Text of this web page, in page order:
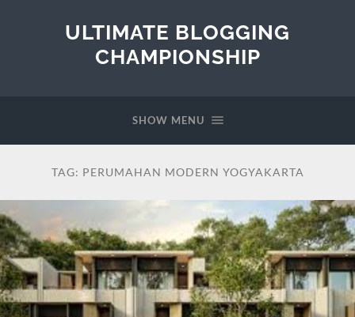
ULTIMATE BLOGGING
CHAMPIONSHIP
SHOW MENU
TAG: PERUMAHAN MODERN YOGYAKARTA